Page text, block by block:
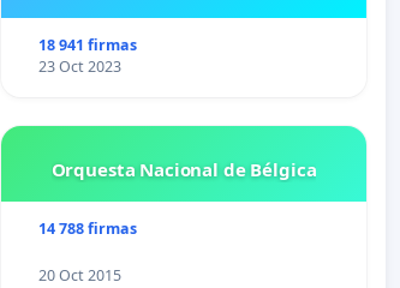
18 941 firmas
23 Oct 2023
Orquesta Nacional de Bélgica
14 788 firmas
20 Oct 2015